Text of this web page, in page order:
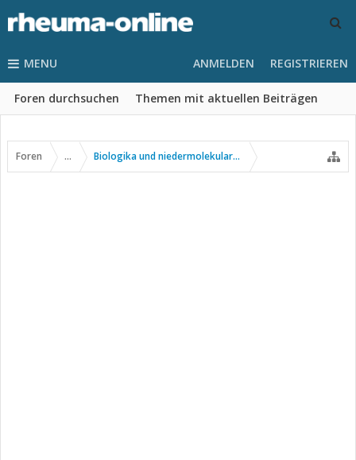
MENU
Foren durchsuchen Themen mit aktuellen Beiträgen
ANMELDEN REGISTRIEREN
Foren ... Biologika und niedermolekulare Wirkstoffe